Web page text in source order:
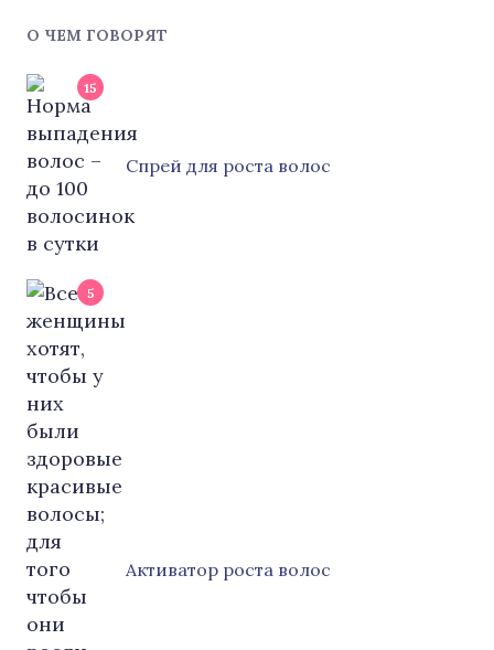
О ЧЕМ ГОВОРЯТ
15
Cпрей для роста волос
5
Активатор роста волос